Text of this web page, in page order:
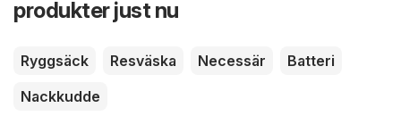
produkter just nu
Ryggsäck Resväska Necessär
Batteri
Nackkudde